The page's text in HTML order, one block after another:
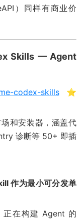
）同样有商业价
Skills — Agent
codex-skills⭐
和安装器，涵盖代
诊断等 50+ 即插
作为最小可分发单
正在构建 Agent 的